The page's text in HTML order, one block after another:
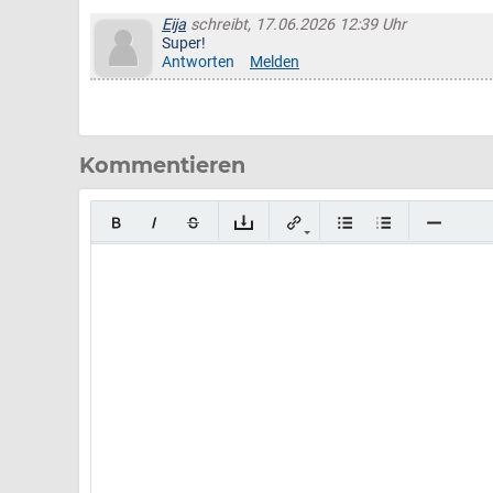
Eija schreibt, 17.06.2026 12:39 Uhr
Super!
Antworten
Melden
Kommentieren